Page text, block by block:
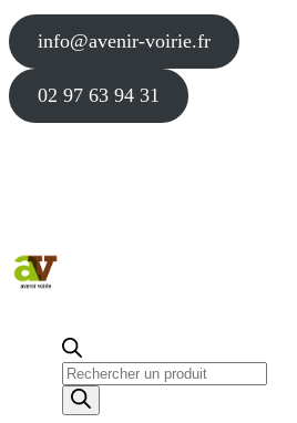
info@avenir-voirie.fr
02 97 63 94 31
Recherche
de
produits